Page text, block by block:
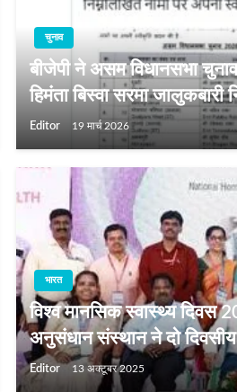
चुनाव
बीजेपी ने असम विधानसभा
हिमंता बिस्वा सरमा जालुकबारी
Editor 19 मार्च 2026
भारत
विश्व मानसिक स्वास्थ्य दिवस
अनुसंधान संस्थान ने दो दिवसीय
Editor 13 अक्टूबर 2025